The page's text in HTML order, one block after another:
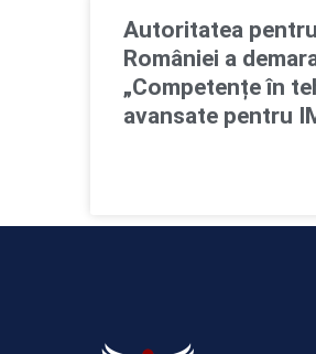
Autoritatea
României a
„Competențe în
avansate pentru